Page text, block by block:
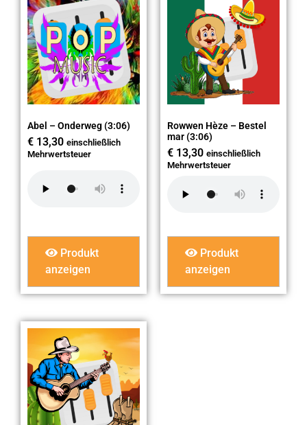
Abel – Onderweg (3:06)
€ 13,30 einschließlich
Mehrwertsteuer
Produkt
anzeigen
Rowwen Hèze – Bestel
mar (3:06)
€ 13,30 einschließlich
Mehrwertsteuer
Produkt
anzeigen